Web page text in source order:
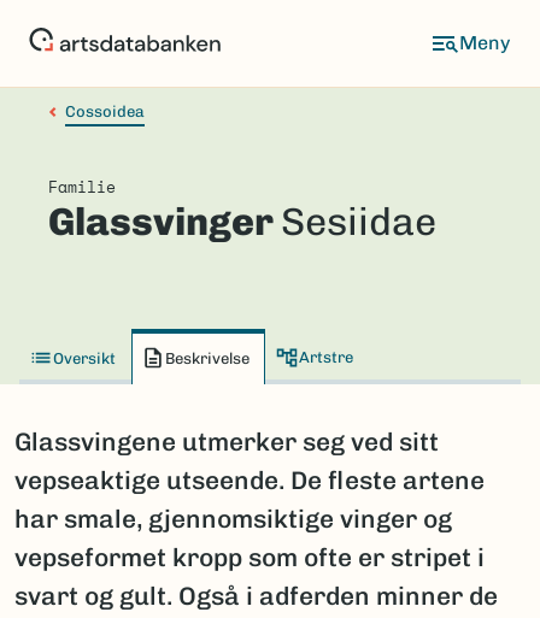
Cossoidea
Familie
GlassvingerSesiidae
Oversikt Beskrivelse Artstre
Glassvingene utmerker seg ved sitt
vepseaktige utseende. De fleste artene
har smale, gjennomsiktige vinger og
vepseformet kropp som ofte er stripet i
svart og gult. Også i adferden minner de